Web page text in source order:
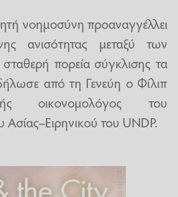
νοημοσύνη προαναγγέλλει
ανισότητας μεταξύ των
πορεία σύγκλισης τα
από τη Γενεύη ο Φίλιπ
οικονομολόγος του
Ασίας–Ειρηνικού του UNDP.